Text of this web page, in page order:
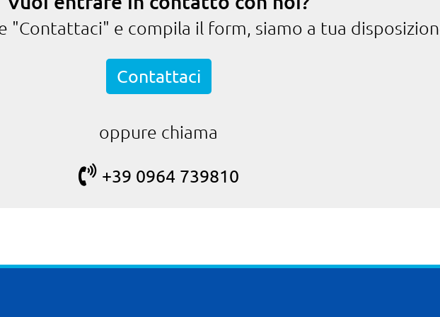
"Contattaci" e compila il form, siamo a tua
Contattaci
oppure chiama
+39 0964 739810